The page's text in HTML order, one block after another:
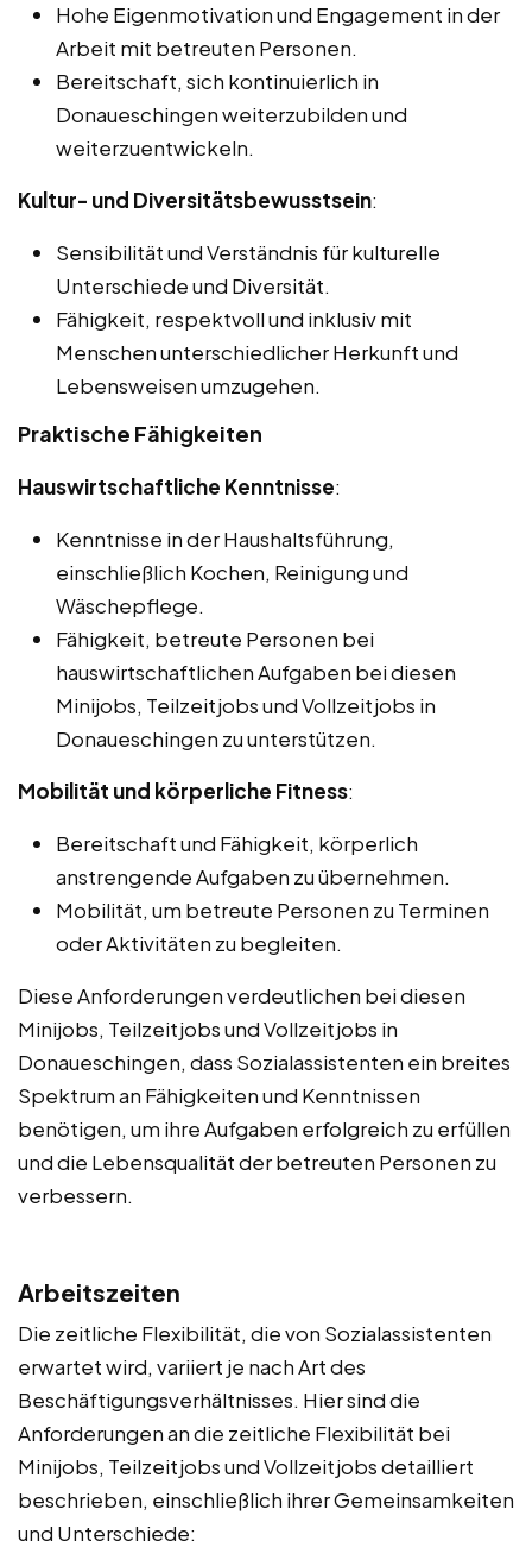
Hohe Eigenmotivation und Engagement in der
Arbeit mit betreuten Personen.
Bereitschaft, sich kontinuierlich in
Donaueschingen weiterzubilden und
weiterzuentwickeln.
Kultur- und Diversitätsbewusstsein:
Sensibilität und Verständnis für kulturelle
Unterschiede und Diversität.
Fähigkeit, respektvoll und inklusiv mit
Menschen unterschiedlicher Herkunft und
Lebensweisen umzugehen.
Praktische Fähigkeiten
Hauswirtschaftliche Kenntnisse:
Kenntnisse in der Haushaltsführung,
einschließlich Kochen, Reinigung und
Wäschepflege.
Fähigkeit, betreute Personen bei
hauswirtschaftlichen Aufgaben bei diesen
Minijobs, Teilzeitjobs und Vollzeitjobs in
Donaueschingen zu unterstützen.
Mobilität und körperliche Fitness:
Bereitschaft und Fähigkeit, körperlich
anstrengende Aufgaben zu übernehmen.
Mobilität, um betreute Personen zu Terminen
oder Aktivitäten zu begleiten.
Diese Anforderungen verdeutlichen bei diesen
Minijobs, Teilzeitjobs und Vollzeitjobs in
Donaueschingen, dass Sozialassistenten ein breites
Spektrum an Fähigkeiten und Kenntnissen
benötigen, um ihre Aufgaben erfolgreich zu erfüllen
und die Lebensqualität der betreuten Personen zu
verbessern.
Arbeitszeiten
Die zeitliche Flexibilität, die von Sozialassistenten
erwartet wird, variiert je nach Art des
Beschäftigungsverhältnisses. Hier sind die
Anforderungen an die zeitliche Flexibilität bei
Minijobs, Teilzeitjobs und Vollzeitjobs detailliert
beschrieben, einschließlich ihrer Gemeinsamkeiten
und Unterschiede: